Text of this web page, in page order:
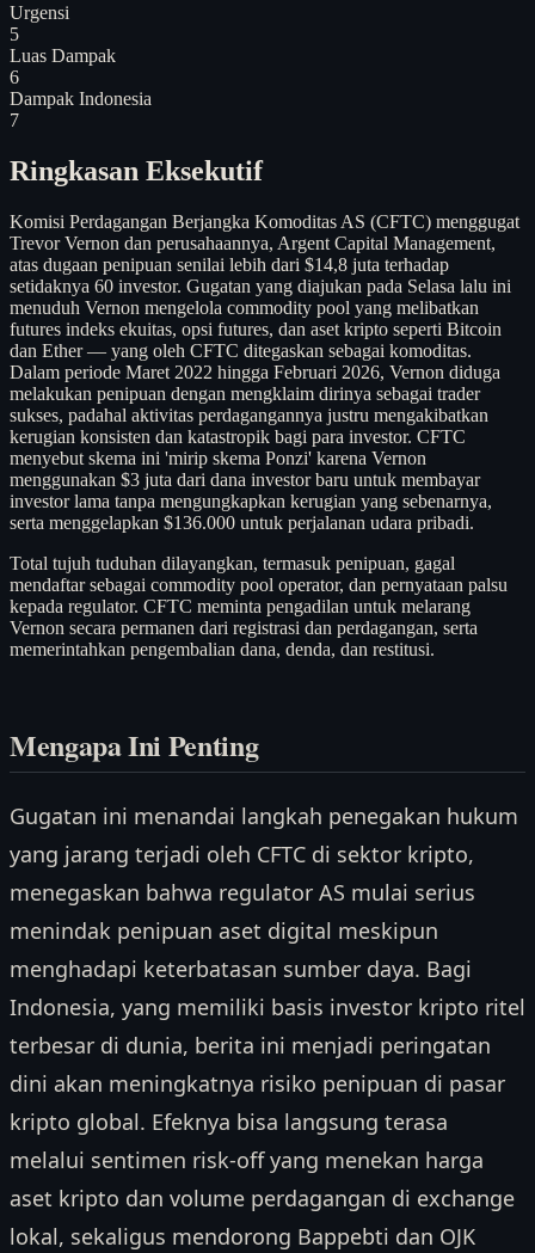
Urgensi
5
Luas Dampak
6
Dampak Indonesia
7
Ringkasan Eksekutif
Komisi Perdagangan Berjangka Komoditas AS (CFTC) menggugat
Trevor Vernon dan perusahaannya, Argent Capital Management,
atas dugaan penipuan senilai lebih dari $14,8 juta terhadap
setidaknya 60 investor. Gugatan yang diajukan pada Selasa lalu ini
menuduh Vernon mengelola commodity pool yang melibatkan
futures indeks ekuitas, opsi futures, dan aset kripto seperti Bitcoin
dan Ether — yang oleh CFTC ditegaskan sebagai komoditas.
Dalam periode Maret 2022 hingga Februari 2026, Vernon diduga
melakukan penipuan dengan mengklaim dirinya sebagai trader
sukses, padahal aktivitas perdagangannya justru mengakibatkan
kerugian konsisten dan katastropik bagi para investor. CFTC
menyebut skema ini 'mirip skema Ponzi' karena Vernon
menggunakan $3 juta dari dana investor baru untuk membayar
investor lama tanpa mengungkapkan kerugian yang sebenarnya,
serta menggelapkan $136.000 untuk perjalanan udara pribadi.
Total tujuh tuduhan dilayangkan, termasuk penipuan, gagal
mendaftar sebagai commodity pool operator, dan pernyataan palsu
kepada regulator. CFTC meminta pengadilan untuk melarang
Vernon secara permanen dari registrasi dan perdagangan, serta
memerintahkan pengembalian dana, denda, dan restitusi.
Mengapa Ini Penting
Gugatan ini menandai langkah penegakan hukum
yang jarang terjadi oleh CFTC di sektor kripto,
menegaskan bahwa regulator AS mulai serius
menindak penipuan aset digital meskipun
menghadapi keterbatasan sumber daya. Bagi
Indonesia, yang memiliki basis investor kripto ritel
terbesar di dunia, berita ini menjadi peringatan
dini akan meningkatnya risiko penipuan di pasar
kripto global. Efeknya bisa langsung terasa
melalui sentimen risk-off yang menekan harga
aset kripto dan volume perdagangan di exchange
lokal, sekaligus mendorong Bappebti dan OJK